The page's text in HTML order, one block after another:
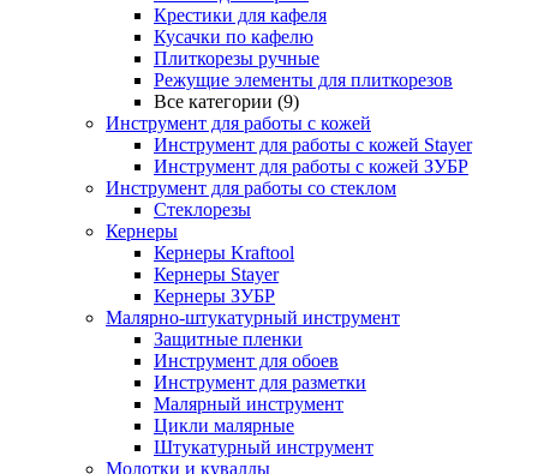
Крестики для кафеля
Кусачки по кафелю
Плиткорезы ручные
Режущие элементы для плиткорезов
Все категории (9)
Инструмент для работы с кожей
Инструмент для работы с кожей Stayer
Инструмент для работы с кожей ЗУБР
Инструмент для работы со стеклом
Стеклорезы
Кернеры
Кернеры Kraftool
Кернеры Stayer
Кернеры ЗУБР
Малярно-штукатурный инструмент
Защитные пленки
Инструмент для обоев
Инструмент для разметки
Малярный инструмент
Цикли малярные
Штукатурный инструмент
Молотки и кувалды